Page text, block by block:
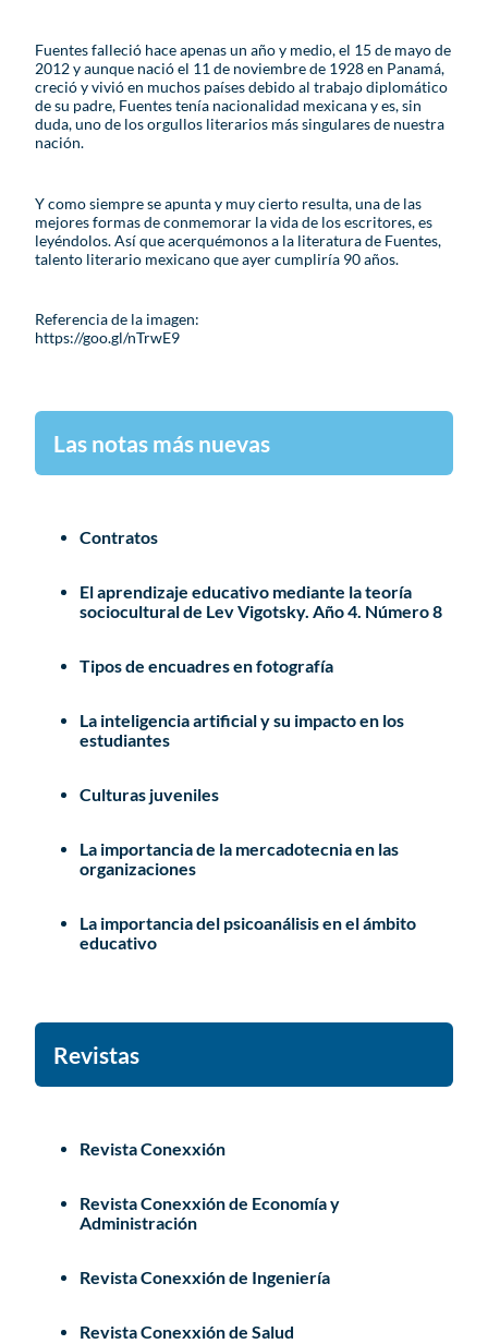
Fuentes falleció hace apenas un año y medio, el 15 de mayo de
2012 y aunque nació el 11 de noviembre de 1928 en Panamá,
creció y vivió en muchos países debido al trabajo diplomático
de su padre, Fuentes tenía nacionalidad mexicana y es, sin
duda, uno de los orgullos literarios más singulares de nuestra
nación.
Y como siempre se apunta y muy cierto resulta, una de las
mejores formas de conmemorar la vida de los escritores, es
leyéndolos. Así que acerquémonos a la literatura de Fuentes,
talento literario mexicano que ayer cumpliría 90 años.
Referencia de la imagen:
https://goo.gl/nTrwE9
Las notas más nuevas
Contratos
El aprendizaje educativo mediante la teoría
sociocultural de Lev Vigotsky. Año 4. Número 8
Tipos de encuadres en fotografía
La inteligencia artificial y su impacto en los
estudiantes
Culturas juveniles
La importancia de la mercadotecnia en las
organizaciones
La importancia del psicoanálisis en el ámbito
educativo
Revistas
Revista Conexxión
Revista Conexxión de Economía y
Administración
Revista Conexxión de Ingeniería
Revista Conexxión de Salud